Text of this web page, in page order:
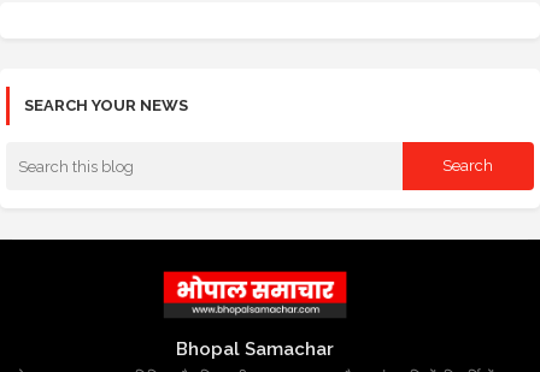
SEARCH YOUR NEWS
Bhopal Samachar